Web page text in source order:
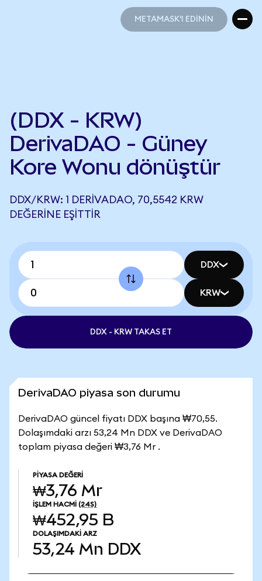
METAMASK'I EDİNİN
(DDX - KRW)
DerivaDAO - Güney
Kore Wonu dönüştür
DDX/KRW: 1 DERIVADAO, 70,5542 KRW
DEĞERINE EŞITTIR
DDX
KRW
DDX - KRW TAKAS ET
DerivaDAO piyasa son durumu
DerivaDAO güncel fiyatı DDX başına ₩70,55.
Dolaşımdaki arzı 53,24 Mn DDX ve DerivaDAO
toplam piyasa değeri ₩3,76 Mr .
PIYASA DEĞERI
₩3,76 Mr
İŞLEM HACMI (24S)
₩452,95 B
DOLAŞIMDAKI ARZ
53,24 Mn DDX